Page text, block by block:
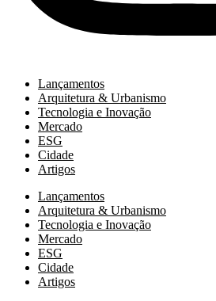
Lançamentos
Arquitetura & Urbanismo
Tecnologia e Inovação
Mercado
ESG
Cidade
Artigos
Lançamentos
Arquitetura & Urbanismo
Tecnologia e Inovação
Mercado
ESG
Cidade
Artigos